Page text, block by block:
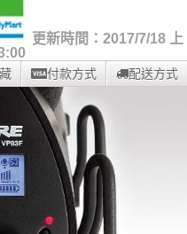
更新時間：2017/7/18 上
付款方式 配送方式